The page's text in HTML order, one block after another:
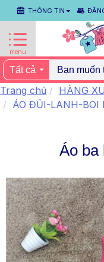
THÔNG TIN
Tất cả
Trang chủ HÀNG
ÁO ĐŨI-LANH-BOI
Áo ba